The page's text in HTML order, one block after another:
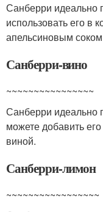
Санберри идеально
использовать его в
апельсиновым
Санберри-вино
~~~~~~~~~~~~~~~~
Санберри идеально
можете добавить
виной.
Санберри-лимон
~~~~~~~~~~~~~~~~~